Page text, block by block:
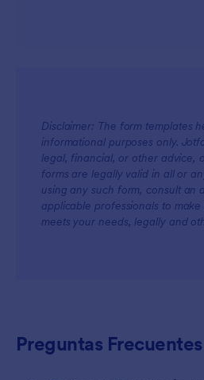
Disclaimer: The form templates
informational purposes only.
legal, financial, or other advice,
forms are legally valid in all or
using any such form, consult an
applicable professionals to
meets your needs, legally and
Preguntas Frecuentes